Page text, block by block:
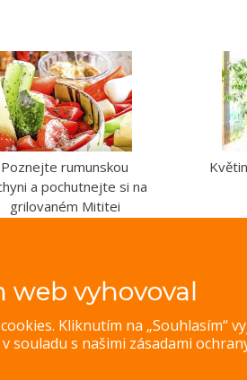
Poznejte rumunskou
a pochutnejte si na
grilovaném Mititei
web vyhovoval
Kliknutím na „Souhlasím“
souladu s našimi zásadami